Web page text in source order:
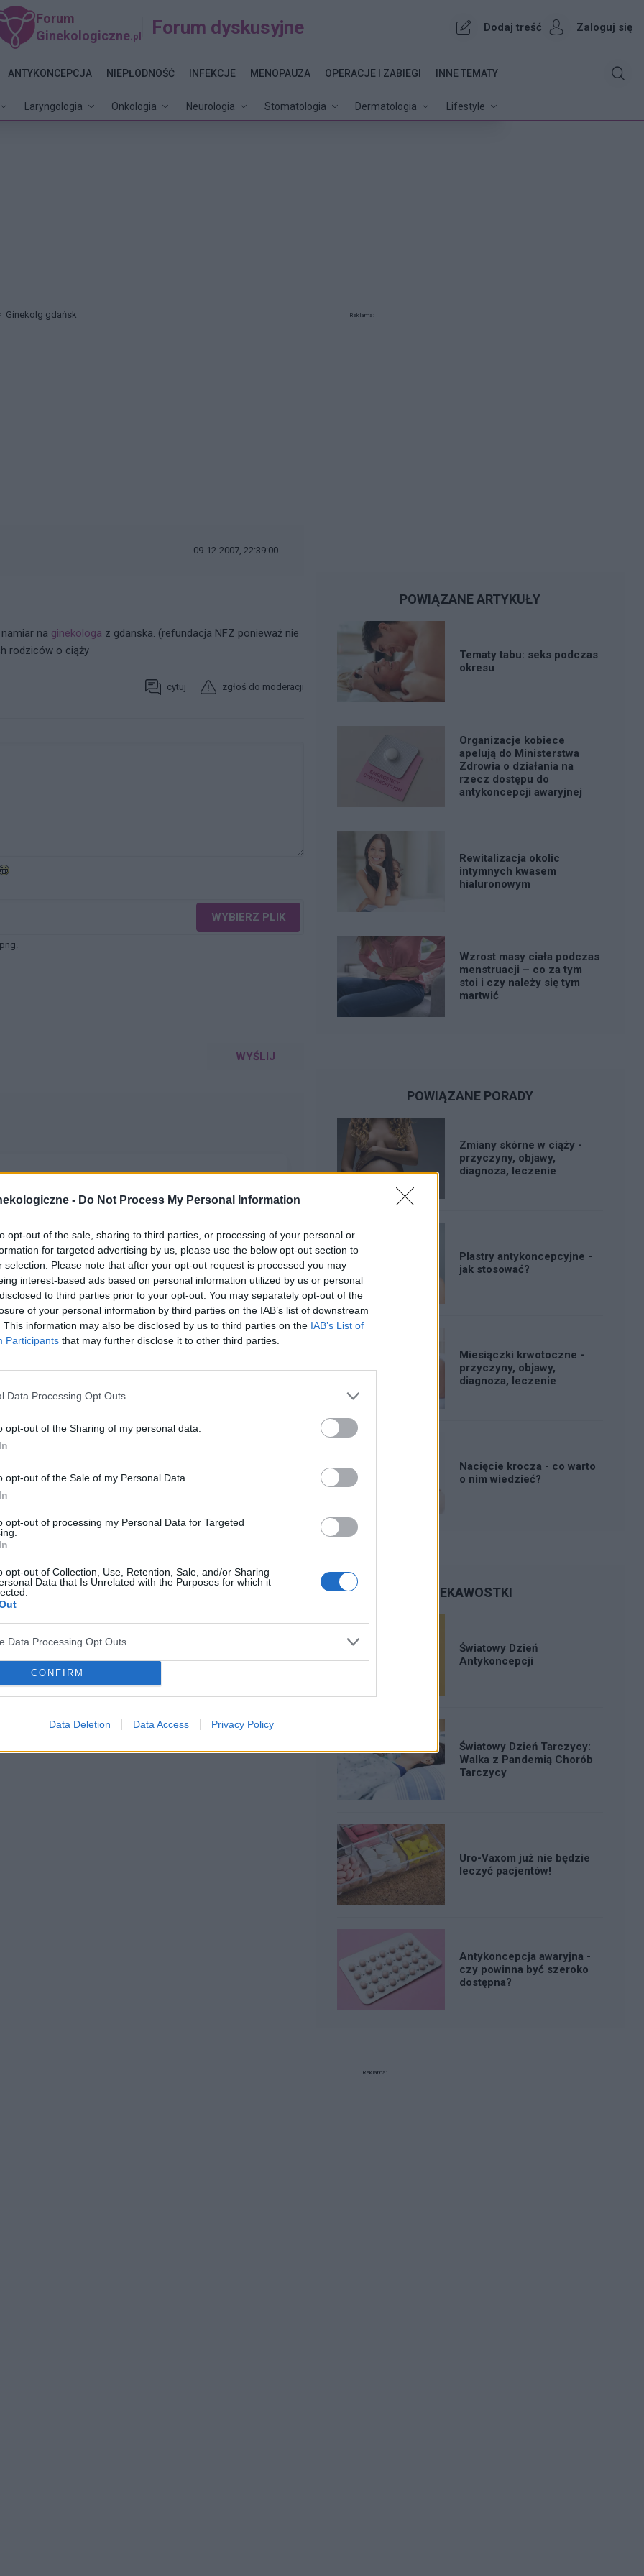
- Do Not Process My Personal Information
opt-out of the sale, sharing to third parties, or processing of your personal or
for targeted advertising by us, please use the below opt-out section to
selection. Please note that after your opt-out request is processed you may
interest-based ads based on personal information utilized by us or personal
to third parties prior to your opt-out. You may separately opt-out of the
of your personal information by third parties on the IAB’s list of downstream
This information may also be disclosed by us to third parties on the IAB’s List of
Participants that may further disclose it to other third parties.
Data Processing Opt Outs
opt-out of the Sharing of my personal data.
opt-out of the Sale of my Personal Data.
opt-out of processing my Personal Data for Targeted
opt-out of Collection, Use, Retention, Sale, and/or Sharing
Data that Is Unrelated with the Purposes for which it
Data Processing Opt Outs
CONFIRM
Data Deletion Data Access Privacy Policy
Forum
Ginekologiczne .pl Forum dyskusyjne Dodaj treść Zaloguj się
Laryngologia Onkologia Neurologia Stomatologia Dermatologia Lifestyle
ANTYKONCEPCJA NIEPŁODNOŚĆ INFEKCJE MENOPAUZA OPERACJE I ZABIEGI INNE TEMATY
Ginekolg gdańsk
09-12-2007, 22:39:00
na ginekologa z gdanska. (refundacja NFZ ponieważ nie
rodziców o ciąży
cytuj zgłoś do moderacji
WYBIERZ PLIK
WYŚLIJ
dniu. Stosunek był dwa dni wcześniej. Przyjęłam
mogłam zajść w ciążę???
pacjentki
wczoraj. Pomyliłam się. wczoraj odbyłam stosunek z
(ella 30mg) i je użyłam. Nie mam kolejnego krążka. do
teraz 7 dni przerwy i włożyć nowy krążek w
trzy dni przed owulacja? Czy w takim wypadku
pewności czy z prezerwatywy coś się nie dostało
pacjentki
test ciążowy okres
Reklama:
POWIĄZANE ARTYKUŁY
Tematy tabu: seks podczas
okresu
Organizacje kobiece
apelują do Ministerstwa
Zdrowia o działania na
rzecz dostępu do
antykoncepcji awaryjnej
Rewitalizacja okolic
intymnych kwasem
hialuronowym
Wzrost masy ciała podczas
menstruacji – co za tym
stoi i czy należy się tym
martwić
POWIĄZANE PORADY
Zmiany skórne w ciąży -
przyczyny, objawy,
diagnoza, leczenie
Plastry antykoncepcyjne -
jak stosować?
Miesiączki krwotoczne -
przyczyny, objawy,
diagnoza, leczenie
Nacięcie krocza - co warto
o nim wiedzieć?
CIEKAWOSTKI
Światowy Dzień
Antykoncepcji
Światowy Dzień Tarczycy:
Walka z Pandemią Chorób
Tarczycy
Uro-Vaxom już nie będzie
leczyć pacjentów!
Antykoncepcja awaryjna -
czy powinna być szeroko
dostępna?
Reklama: